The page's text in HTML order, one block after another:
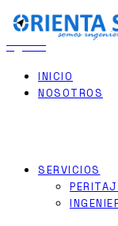
INICIO
NOSOTROS
SERVICIOS